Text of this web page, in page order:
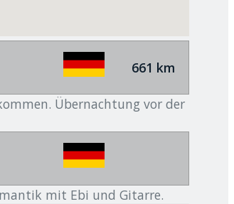
661 km
Übernachtung vor der
mit Ebi und Gitarre.